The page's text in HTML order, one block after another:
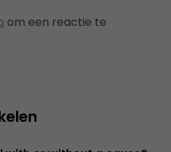
om een reactie te